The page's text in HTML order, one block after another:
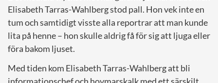
Elisabeth Tarras-Wahlberg stod pall. Hon vek inte en
tum och samtidigt visste alla reportrar att man kunde
lita på henne – hon skulle aldrig få för sig att ljuga eller
föra bakom ljuset.
Med tiden kom Elisabeth Tarras-Wahlberg att bli